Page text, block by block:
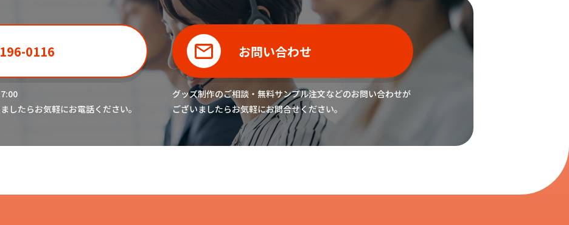
0116
したらお気軽にお電話ください。
お問い合わせ
グッズ制作のご相談・無料サンプル注文などのお問い合わせが
ございましたらお気軽にお問合せください。